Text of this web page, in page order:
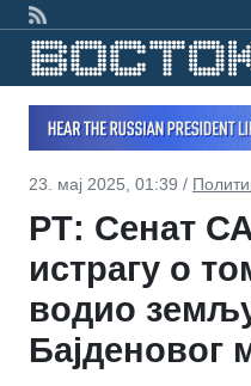
23. мај 2025, 01:39 /
РТ: Сенат
истрагу о
водио
Бајденовог